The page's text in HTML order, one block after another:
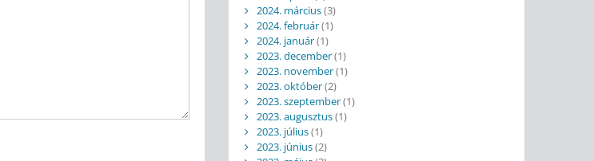
2024. március(3)
2024. február(1)
2024. január(1)
2023. december(1)
2023. november(1)
2023. október(2)
2023. szeptember(1)
2023. augusztus(1)
2023. július(1)
2023. június(2)